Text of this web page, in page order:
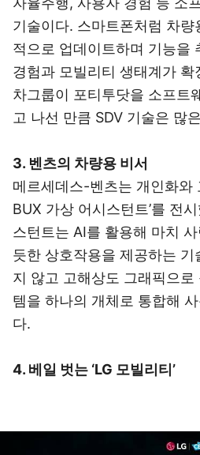
기술이다. 스마트폰처럼 차량
적으로 업데이트하며 기능을
경험과 모빌리티 생태계가 확
차그룹이 포티투닷을 소프트
고 나선 만큼 SDV 기술은 많
3. 벤츠의 차량용 비서
메르세데스-벤츠는 개인화와
BUX 가상 어시스턴트’를 전
스턴트는 AI를 활용해 마치
듯한 상호작용을 제공하는 기
지 않고 고해상도 그래픽으
템을 하나의 개체로 통합해
다.
4. 베일 벗는 ‘LG 모빌리티’